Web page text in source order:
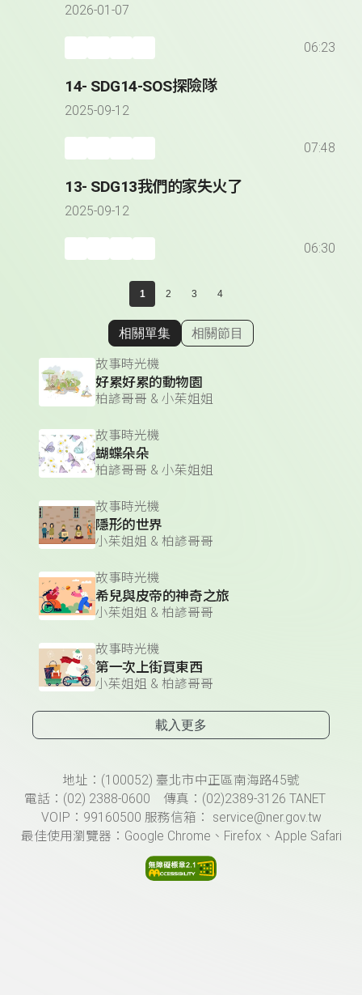
2026-01-07
06:23
14- SDG14-SOS探險隊
2025-09-12
07:48
13- SDG13我們的家失火了
2025-09-12
06:30
1 2 3 4
顯示相關單集
相關單集 相關節目
故事時光機
好累好累的動物園
柏諺哥哥 & 小茱姐姐
故事時光機
蝴蝶朵朵
柏諺哥哥 & 小茱姐姐
故事時光機
隱形的世界
小茱姐姐 & 柏諺哥哥
故事時光機
希兒與皮帝的神奇之旅
小茱姐姐 & 柏諺哥哥
故事時光機
第一次上街買東西
小茱姐姐 & 柏諺哥哥
載入更多
頁尾資訊地址：(100052) 臺北市中正區南海路45號
電話：(02) 2388-0600 傳真：(02)2389-3126 TANET
VOIP：99160500 服務信箱： service@ner.gov.tw
最佳使用瀏覽器：Google Chrome、Firefox、Apple Safari